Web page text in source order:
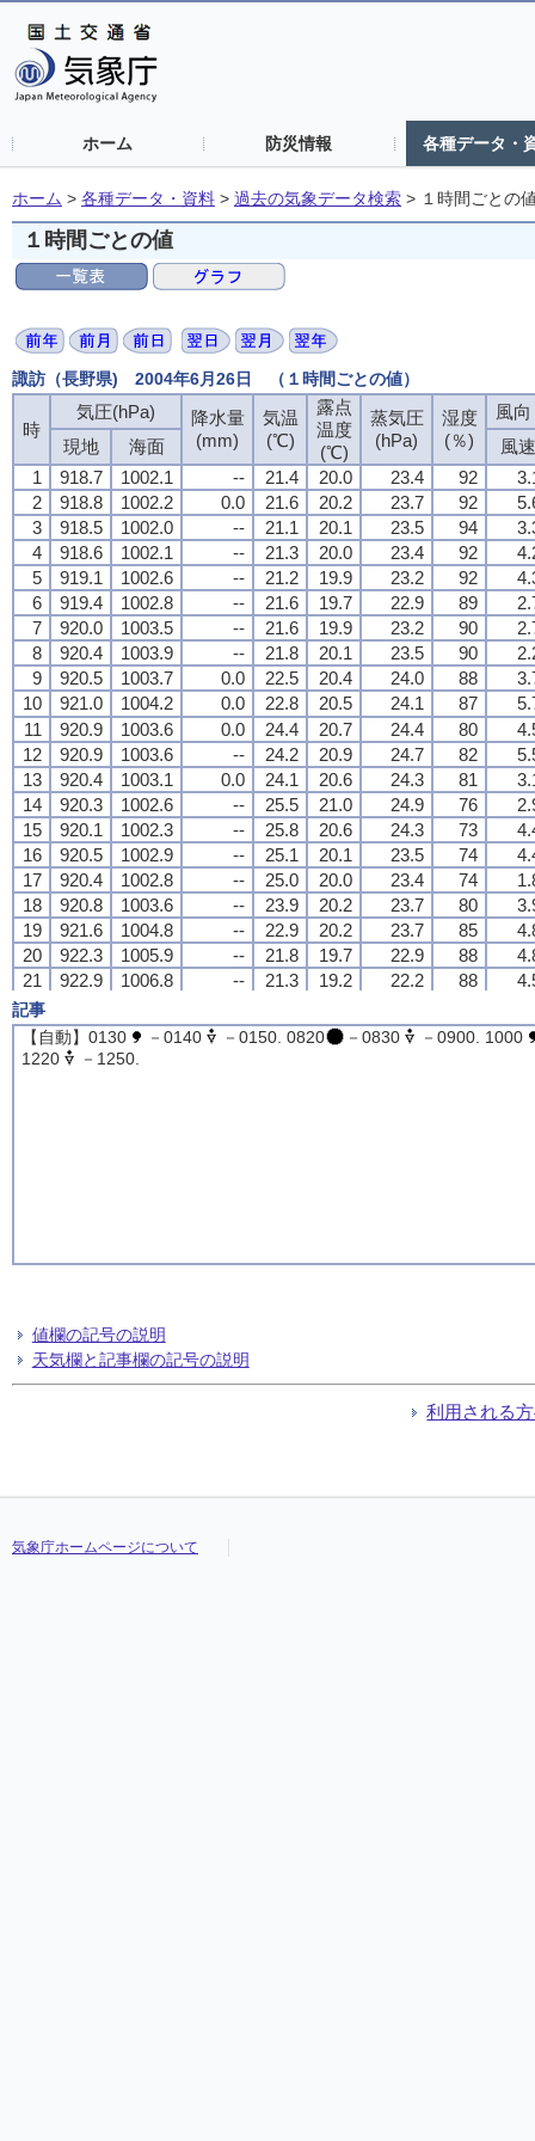
ホーム 防災情報 各種データ・
ホーム > 各種データ・資料 > 過去の気象データ検索 > １時間ごとの
１時間ごとの値
諏訪（長野県) 2004年6月26日 （１時間ごとの値）
時
気圧(hPa)
降水量
(mm)
気温
(℃)
露点
温度
(℃)
蒸気圧
(hPa)
湿度
(％)
風
現地
海面
風速
1
918.7 1002.1 -- 21.4 20.0 23.4 92
2
918.8 1002.2 0.0 21.6 20.2 23.7 92
3
918.5 1002.0 -- 21.1 20.1 23.5 94
4
918.6 1002.1 -- 21.3 20.0 23.4 92
5
919.1 1002.6 -- 21.2 19.9 23.2 92
6
919.4 1002.8 -- 21.6 19.7 22.9 89
7
920.0 1003.5 -- 21.6 19.9 23.2 90
8
920.4 1003.9 -- 21.8 20.1 23.5 90
9
920.5 1003.7 0.0 22.5 20.4 24.0 88
10
921.0 1004.2 0.0 22.8 20.5 24.1 87
11
920.9 1003.6 0.0 24.4 20.7 24.4 80
12
920.9 1003.6 -- 24.2 20.9 24.7 82
13
920.4 1003.1 0.0 24.1 20.6 24.3 81
14
920.3 1002.6 -- 25.5 21.0 24.9 76
15
920.1 1002.3 -- 25.8 20.6 24.3 73
16
920.5 1002.9 -- 25.1 20.1 23.5 74
17
920.4 1002.8 -- 25.0 20.0 23.4 74
18
920.8 1003.6 -- 23.9 20.2 23.7 80
19
921.6 1004.8 -- 22.9 20.2 23.7 85
20
922.3 1005.9 -- 21.8 19.7 22.9 88
21
922.9 1006.8 -- 21.3 19.2 22.2 88
22
23
922.9 1007.0 -- 20.6 18.9 21.8 90
24
923.1 1007.2
時
気圧(hPa)
降水量
(mm)
気温
(℃)
露点
温度
(℃)
蒸気圧
(hPa)
湿度
(％)
風
現地
海面
風速
1
918.7 1002.1 -- 21.4 20.0 23.4 92
2
918.8 1002.2 0.0 21.6 20.2 23.7 92
3
918.5 1002.0 -- 21.1 20.1 23.5 94
4
918.6 1002.1 -- 21.3 20.0 23.4 92
5
919.1 1002.6 -- 21.2 19.9 23.2 92
6
919.4 1002.8 -- 21.6 19.7 22.9 89
7
920.0 1003.5 -- 21.6 19.9 23.2 90
8
920.4 1003.9 -- 21.8 20.1 23.5 90
9
920.5 1003.7 0.0 22.5 20.4 24.0 88
10
921.0 1004.2 0.0 22.8 20.5 24.1 87
11
920.9 1003.6 0.0 24.4 20.7 24.4 80
12
920.9 1003.6 -- 24.2 20.9 24.7 82
13
920.4 1003.1 0.0 24.1 20.6 24.3 81
14
920.3 1002.6 -- 25.5 21.0 24.9 76
15
920.1 1002.3 -- 25.8 20.6 24.3 73
16
920.5 1002.9 -- 25.1 20.1 23.5 74
17
920.4 1002.8 -- 25.0 20.0 23.4 74
18
920.8 1003.6 -- 23.9 20.2 23.7 80
19
921.6 1004.8 -- 22.9 20.2 23.7 85
20
922.3 1005.9 -- 21.8 19.7 22.9 88
21
922.9 1006.8 -- 21.3 19.2 22.2 88
22
23
922.9 1007.0 -- 20.6 18.9 21.8 90
24
923.1 1007.2
時
気圧(hPa)
降水量
(mm)
気温
(℃)
露点
温度
(℃)
蒸気圧
(hPa)
湿度
(％)
風
現地
海面
風速
1
918.7 1002.1 -- 21.4 20.0 23.4 92
2
918.8 1002.2 0.0 21.6 20.2 23.7 92
3
918.5 1002.0 -- 21.1 20.1 23.5 94
4
918.6 1002.1 -- 21.3 20.0 23.4 92
5
919.1 1002.6 -- 21.2 19.9 23.2 92
6
919.4 1002.8 -- 21.6 19.7 22.9 89
7
920.0 1003.5 -- 21.6 19.9 23.2 90
8
920.4 1003.9 -- 21.8 20.1 23.5 90
9
920.5 1003.7 0.0 22.5 20.4 24.0 88
10
921.0 1004.2 0.0 22.8 20.5 24.1 87
11
920.9 1003.6 0.0 24.4 20.7 24.4 80
12
920.9 1003.6 -- 24.2 20.9 24.7 82
13
920.4 1003.1 0.0 24.1 20.6 24.3 81
14
920.3 1002.6 -- 25.5 21.0 24.9 76
15
920.1 1002.3 -- 25.8 20.6 24.3 73
16
920.5 1002.9 -- 25.1 20.1 23.5 74
17
920.4 1002.8 -- 25.0 20.0 23.4 74
18
920.8 1003.6 -- 23.9 20.2 23.7 80
19
921.6 1004.8 -- 22.9 20.2 23.7 85
20
922.3 1005.9 -- 21.8 19.7 22.9 88
21
922.9 1006.8 -- 21.3 19.2 22.2 88
22
23
922.9 1007.0 -- 20.6 18.9 21.8 90
24
923.1 1007.2
時
気圧(hPa)
降水量
(mm)
気温
(℃)
露点
温度
(℃)
蒸気圧
(hPa)
湿度
(％)
風
現地
海面
風速
1
918.7 1002.1 -- 21.4 20.0 23.4 92
2
918.8 1002.2 0.0 21.6 20.2 23.7 92
3
918.5 1002.0 -- 21.1 20.1 23.5 94
4
918.6 1002.1 -- 21.3 20.0 23.4 92
5
919.1 1002.6 -- 21.2 19.9 23.2 92
6
919.4 1002.8 -- 21.6 19.7 22.9 89
7
920.0 1003.5 -- 21.6 19.9 23.2 90
8
920.4 1003.9 -- 21.8 20.1 23.5 90
9
920.5 1003.7 0.0 22.5 20.4 24.0 88
10
921.0 1004.2 0.0 22.8 20.5 24.1 87
11
920.9 1003.6 0.0 24.4 20.7 24.4 80
12
920.9 1003.6 -- 24.2 20.9 24.7 82
13
920.4 1003.1 0.0 24.1 20.6 24.3 81
14
920.3 1002.6 -- 25.5 21.0 24.9 76
15
920.1 1002.3 -- 25.8 20.6 24.3 73
16
920.5 1002.9 -- 25.1 20.1 23.5 74
17
920.4 1002.8 -- 25.0 20.0 23.4 74
18
920.8 1003.6 -- 23.9 20.2 23.7 80
19
921.6 1004.8 -- 22.9 20.2 23.7 85
20
922.3 1005.9 -- 21.8 19.7 22.9 88
21
922.9 1006.8 -- 21.3 19.2 22.2 88
22
23
922.9 1007.0 -- 20.6 18.9 21.8 90
24
923.1 1007.2
記事
【自動】0130
－0140 －0150. 0820 －0830
－0900. 1000
1220
－1250.
値欄の記号の説明
天気欄と記事欄の記号の説明
利用される
気象庁ホームページについて